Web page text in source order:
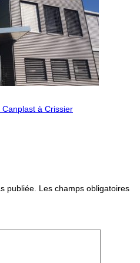
à Crissier
publiée. Les champs obligatoires